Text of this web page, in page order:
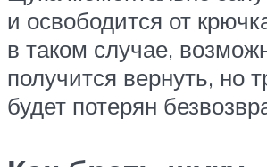
и освободится от
в таком случае,
получится вернуть, но
будет потерян